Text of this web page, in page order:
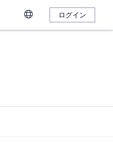
ログイン